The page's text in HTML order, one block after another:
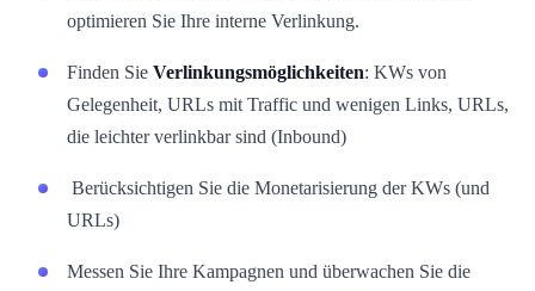
optimieren Sie Ihre interne Verlinkung.
Finden Sie Verlinkungsmöglichkeiten: KWs von
Gelegenheit, URLs mit Traffic und wenigen Links, URLs,
die leichter verlinkbar sind (Inbound)
Berücksichtigen Sie die Monetarisierung der KWs (und
URLs)
Messen Sie Ihre Kampagnen und überwachen Sie die